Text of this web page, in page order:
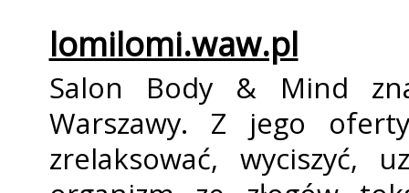
lomilomi.waw.pl
Salon Body & Mind
Warszawy. Z jego
zrelaksować, wyciszyć,